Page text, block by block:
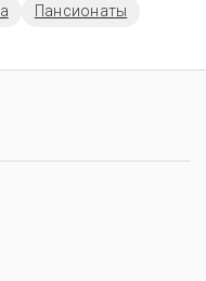
Пансионаты